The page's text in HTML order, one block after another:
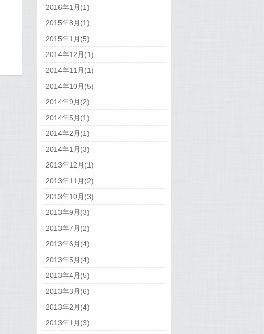
2016年1月(1)
2015年8月(1)
2015年1月(5)
2014年12月(1)
2014年11月(1)
2014年10月(5)
2014年9月(2)
2014年5月(1)
2014年2月(1)
2014年1月(3)
2013年12月(1)
2013年11月(2)
2013年10月(3)
2013年9月(3)
2013年7月(2)
2013年6月(4)
2013年5月(4)
2013年4月(5)
2013年3月(6)
2013年2月(4)
2013年1月(3)